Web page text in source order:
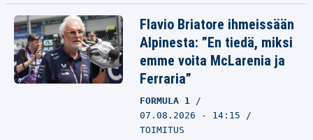
Flavio Briatore ihmeissään
Alpinesta: ”En tiedä, miksi
emme voita McLarenia ja
Ferraria”
FORMULA 1
07.08.2026 - 14:15
TOIMITUS